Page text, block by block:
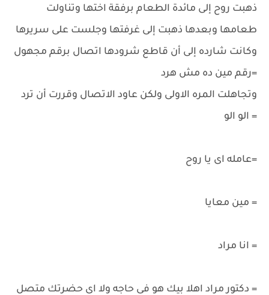
ذهبت روح إلى مائدة الطعام برفقة اختها وتناولت
طعامها وبعدها ذهبت إلى غرفتها وجلست على سريرها
وكانت شارده إلى أن قاطع شرودها اتصال برقم مجهول
=رقم مين ده مش هرد
وتجاهلت المره الاولى ولكن عاود الاتصال وقررت أن ترد
= الو الو
=عامله اى يا روح
= مين معايا
= انا مراد
= دكتور مراد اهلا بيك هو فى حاجه ولا اى حضرتك متصل